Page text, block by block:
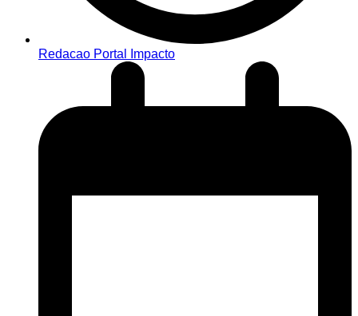
Redacao Portal Impacto